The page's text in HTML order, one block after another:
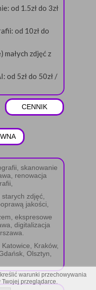
CENNIK
skanowanie
renowacja
zdjęć,
jakości,
ekspresowe
digitalizacja
Kraków,
Olsztyn,
od 1.5zł do 3zł
od 10zł do
małych zdjęć z
od 5zł do 50zł /
warunki przechowywania
Twojej przeglądarce.